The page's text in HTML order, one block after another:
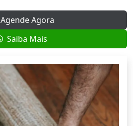
Agende Agora
Saiba Mais